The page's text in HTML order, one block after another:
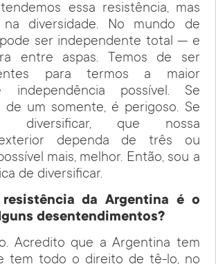
essa resistência, mas
na diversidade. No mundo de
ser independente total — e
entre aspas. Temos de ser
para termos a maior
independência possível. Se
de um somente, é perigoso. Se
diversificar, que nossa
dependa de três ou
mais, melhor. Então, sou a
de diversificar.
da Argentina é o
desentendimentos?
Acredito que a Argentina tem
tem todo o direito de tê-lo, no